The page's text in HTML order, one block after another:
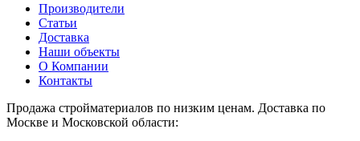
Производители
Статьи
Доставка
Наши объекты
О Компании
Контакты
Продажа стройматериалов по низким ценам. Доставка по
Москве и Московской области: